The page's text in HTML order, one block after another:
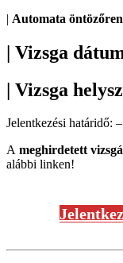
| Automata
| Vizsga
| Vizsga
Jelentkezési határidő: –
A meghirdetett
alábbi linken!